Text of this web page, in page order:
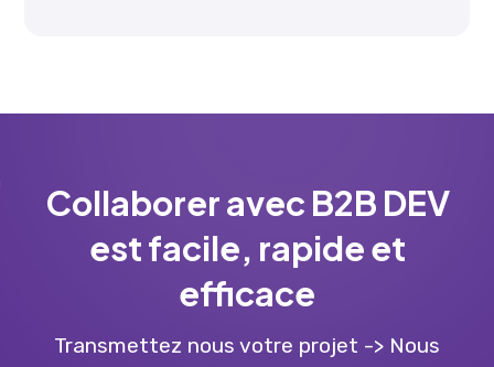
Collaborer avec B2B DEV
est facile, rapide et
efficace
Transmettez nous votre projet -> Nous